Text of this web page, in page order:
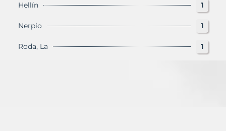
Hellín 1
Nerpio 1
Roda, La 1